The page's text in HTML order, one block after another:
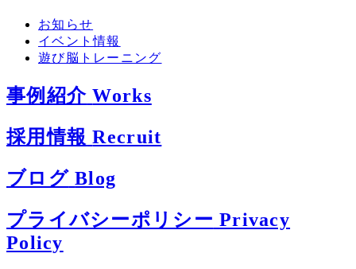
お知らせ
イベント情報
遊び脳トレーニング
事例紹介 Works
採用情報 Recruit
ブログ Blog
プライバシーポリシー Privacy
Policy